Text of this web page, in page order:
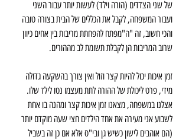
של שני הצדדים (הורה וילד) לעשות יותר עבור השני
ועבור המשפחה, לקבל את הכללים של הבית בצורה טובה
והכי חשוב, זה "ה"מפתח להפחתת מריבות בין אחים כיוון
שרוב המריבות הן לקבלת תשומת לב מההורים.
זמן איכות יכול להיות קצר וזול ואין צורך בהשקעה גדולה
מידי, פרט ליכולת של ההורה לתת מעצמו נטו לילד שלו.
אצלנו במשפחה, מצאנו זמן איכות קצר ומהנה בו אחת
לשבוע אני מעירה את אחד הילדים חצי שעה מוקדם יותר
(הם אוהבים לישון כשיש גן ובי"ס אלא אם כן זה בשביל